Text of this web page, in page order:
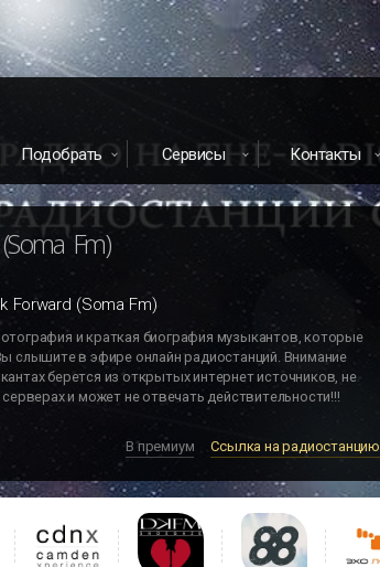
Подобрать Сервисы Контакты
Fm)
Forward (Soma Fm)
и краткая биография музыкантов, которые
слышите в эфире онлайн радиостанций. Внимание
берется из открытых интернет источников, не
и может не отвечать действительности!!!
В премиум Ссылка на радиостанцию